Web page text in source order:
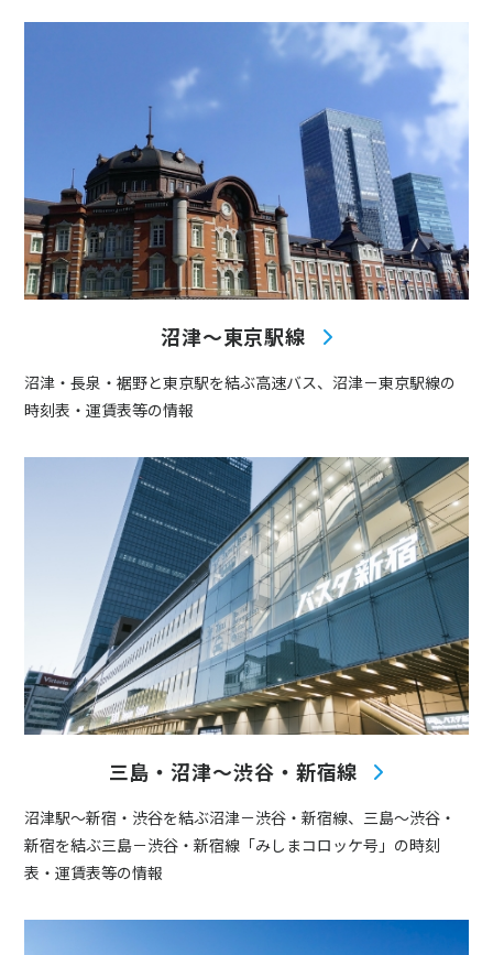
沼津〜東京駅線
沼津・長泉・裾野と東京駅を結ぶ高速バス、沼津－東京駅線の
時刻表・運賃表等の情報
三島・沼津～渋谷・新宿線
沼津駅～新宿・渋谷を結ぶ沼津－渋谷・新宿線、三島～渋谷・
新宿を結ぶ三島－渋谷・新宿線「みしまコロッケ号」の時刻
表・運賃表等の情報